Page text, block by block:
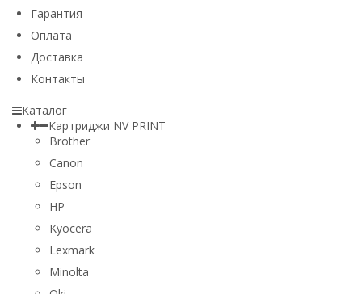
Гарантия
Оплата
Доставка
Контакты
Каталог
Картриджи NV PRINT
Brother
Canon
Epson
HP
Kyocera
Lexmark
Minolta